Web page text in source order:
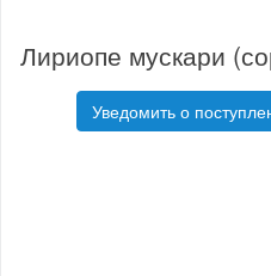
Лириопе мускари
Уведомить о